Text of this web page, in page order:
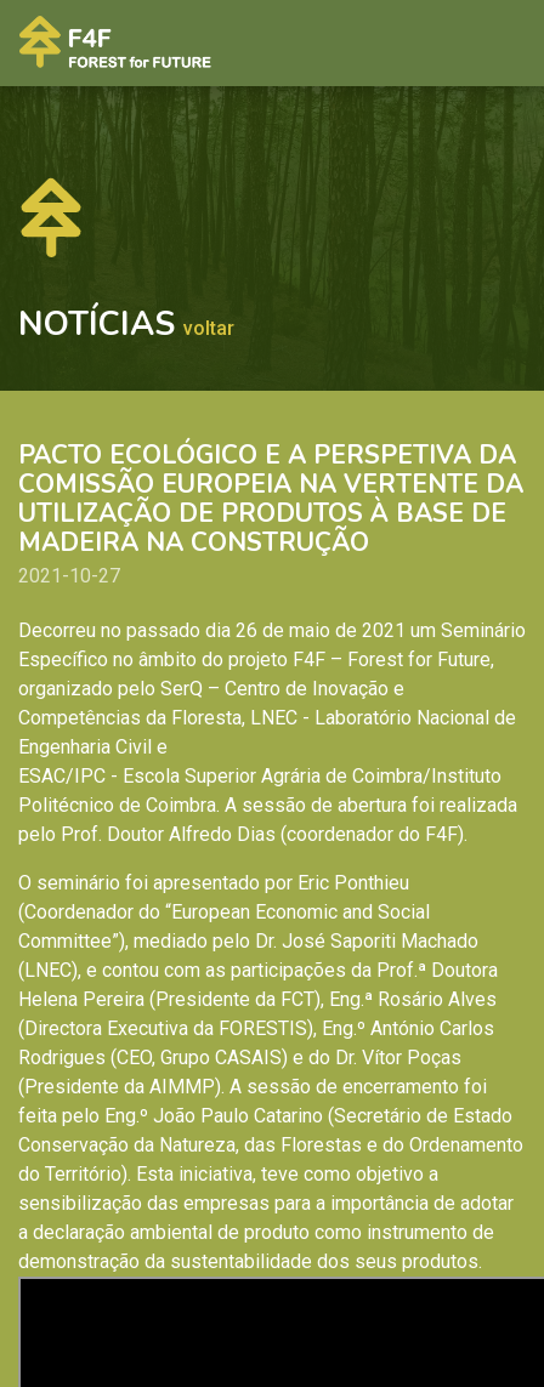
NOTÍCIAS voltar
PACTO ECOLÓGICO E A PERSPETIVA DA
COMISSÃO EUROPEIA NA VERTENTE DA
UTILIZAÇÃO DE PRODUTOS À BASE DE
MADEIRA NA CONSTRUÇÃO
2021-10-27
Decorreu no passado dia 26 de maio de 2021 um Seminário
Específico no âmbito do projeto F4F – Forest for Future,
organizado pelo SerQ – Centro de Inovação e
Competências da Floresta, LNEC - Laboratório Nacional de
Engenharia Civil e
ESAC/IPC - Escola Superior Agrária de Coimbra/Instituto
Politécnico de Coimbra. A sessão de abertura foi realizada
pelo Prof. Doutor Alfredo Dias (coordenador do F4F).
O seminário foi apresentado por Eric Ponthieu
(Coordenador do “European Economic and Social
Committee”), mediado pelo Dr. José Saporiti Machado
(LNEC), e contou com as participações da Prof.ª Doutora
Helena Pereira (Presidente da FCT), Eng.ª Rosário Alves
(Directora Executiva da FORESTIS), Eng.º António Carlos
Rodrigues (CEO, Grupo CASAIS) e do Dr. Vítor Poças
(Presidente da AIMMP). A sessão de encerramento foi
feita pelo Eng.º João Paulo Catarino (Secretário de Estado
Conservação da Natureza, das Florestas e do Ordenamento
do Território). Esta iniciativa, teve como objetivo a
sensibilização das empresas para a importância de adotar
a declaração ambiental de produto como instrumento de
demonstração da sustentabilidade dos seus produtos.